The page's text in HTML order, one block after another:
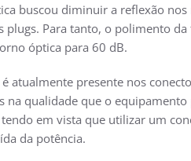
buscou diminuir a reflexão
plugs. Para tanto, o polimento
óptica para 60 dB.
é atualmente presente nos
na qualidade que o
em vista que utilizar um
da potência.